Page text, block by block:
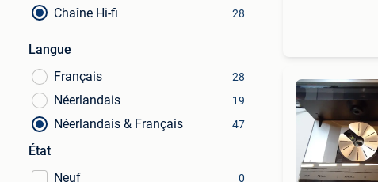
Chaîne Hi-fi
28
Langue
Français
28
Néerlandais 19
Néerlandais & Français 47
État
Neuf
0